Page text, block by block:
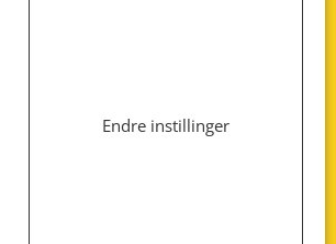
Endre instillinger